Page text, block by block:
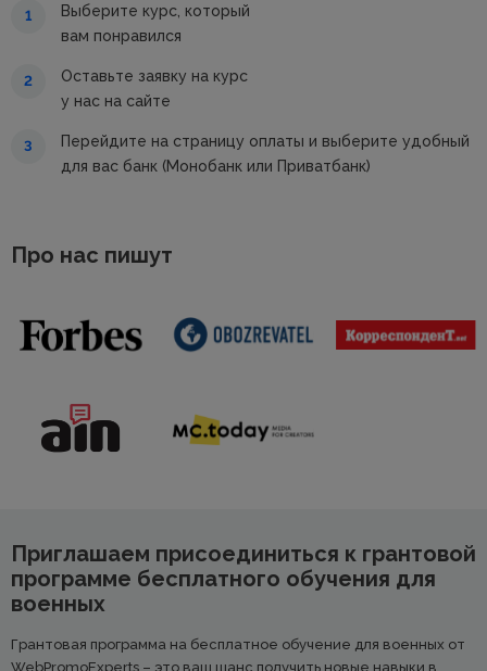
1
Выберите курс, который
вам понравился
2
Оставьте заявку на курс
у нас на сайте
3
Перейдите на страницу оплаты и выберите удобный
для вас банк (Монобанк или Приватбанк)
Про нас пишут
Приглашаем присоединиться к грантовой
программе бесплатного обучения для
военных
Грантовая программа на бесплатное обучение для военных от
WebPromoExperts – это ваш шанс получить новые навыки в